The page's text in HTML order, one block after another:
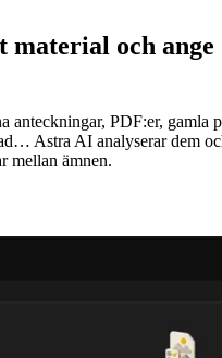
material och
anteckningar, PDF:er, gamla
Astra AI analyserar dem
mellan ämnen.